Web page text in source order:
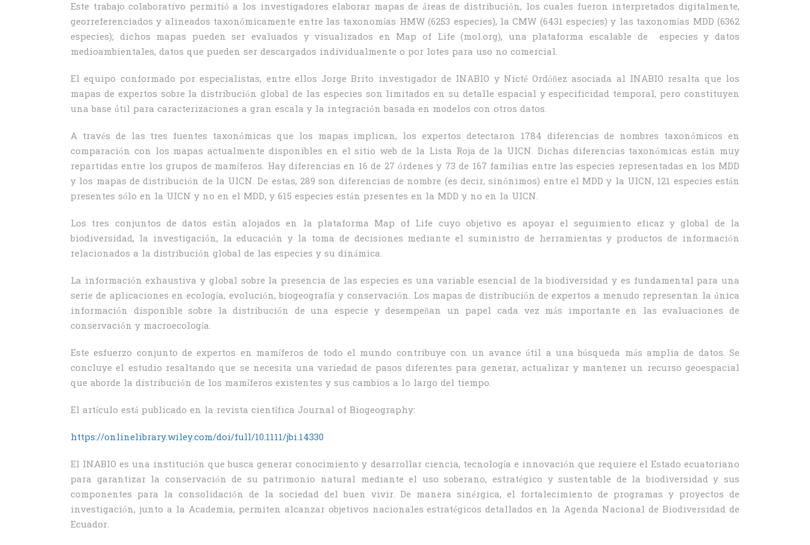
Este trabajo colaborativo permitió a los investigadores elaborar mapas de áreas de distribución, los cuales fueron interpretados digitalmente,
georreferenciados y alineados taxonómicamente entre las taxonomías HMW (6253 especies), la CMW (6431 especies) y las taxonomías MDD (6362
especies); dichos mapas pueden ser evaluados y visualizados en Map of Life (mol.org), una plataforma escalable de especies y datos
medioambientales, datos que pueden ser descargados individualmente o por lotes para uso no comercial.
El equipo conformado por especialistas, entre ellos Jorge Brito investigador de INABIO y Nicté Ordóñez asociada al INABIO resalta que los
mapas de expertos sobre la distribución global de las especies son limitados en su detalle espacial y especificidad temporal, pero constituyen
una base útil para caracterizaciones a gran escala y la integración basada en modelos con otros datos.
A través de las tres fuentes taxonómicas que los mapas implican, los expertos detectaron 1784 diferencias de nombres taxonómicos en
comparación con los mapas actualmente disponibles en el sitio web de la Lista Roja de la UICN. Dichas diferencias taxonómicas están muy
repartidas entre los grupos de mamíferos. Hay diferencias en 16 de 27 órdenes y 73 de 167 familias entre las especies representadas en los MDD
y los mapas de distribución de la UICN. De estas, 289 son diferencias de nombre (es decir, sinónimos) entre el MDD y la UICN, 121 especies están
presentes sólo en la UICN y no en el MDD, y 615 especies están presentes en la MDD y no en la UICN.
Los tres conjuntos de datos están alojados en la plataforma Map of Life cuyo objetivo es apoyar el seguimiento eficaz y global de la
biodiversidad, la investigación, la educación y la toma de decisiones mediante el suministro de herramientas y productos de información
relacionados a la distribución global de las especies y su dinámica.
La información exhaustiva y global sobre la presencia de las especies es una variable esencial de la biodiversidad y es fundamental para una
serie de aplicaciones en ecología, evolución, biogeografía y conservación. Los mapas de distribución de expertos a menudo representan la única
información disponible sobre la distribución de una especie y desempeñan un papel cada vez más importante en las evaluaciones de
conservación y macroecología.
Este esfuerzo conjunto de expertos en mamíferos de todo el mundo contribuye con un avance útil a una búsqueda más amplia de datos. Se
concluye el estudio resaltando que se necesita una variedad de pasos diferentes para generar, actualizar y mantener un recurso geoespacial
que aborde la distribución de los mamíferos existentes y sus cambios a lo largo del tiempo.
El artículo está publicado en la revista científica Journal of Biogeography:
https://onlinelibrary.wiley.com/doi/full/10.1111/jbi.14330
El INABIO es una institución que busca generar conocimiento y desarrollar ciencia, tecnología e innovación que requiere el Estado ecuatoriano
para garantizar la conservación de su patrimonio natural mediante el uso soberano, estratégico y sustentable de la biodiversidad y sus
componentes para la consolidación de la sociedad del buen vivir. De manera sinérgica, el fortalecimiento de programas y proyectos de
investigación, junto a la Academia, permiten alcanzar objetivos nacionales estratégicos detallados en la Agenda Nacional de Biodiversidad de
Ecuador.